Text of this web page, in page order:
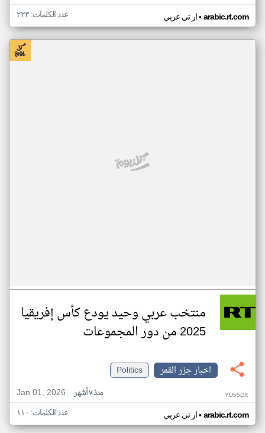
ار تي عربي• arabic.rt.com عدد الكلمات: ٢٢٣
منتخب عربي وحيد يودع كأس إفريقيا
2025 من دور المجموعات
اخبار جزر القمر
Politics
Jan 01, 2026
منذ ٧ أشهر YU55DX
ار تي عربي• arabic.rt.com عدد الكلمات: ١١٠